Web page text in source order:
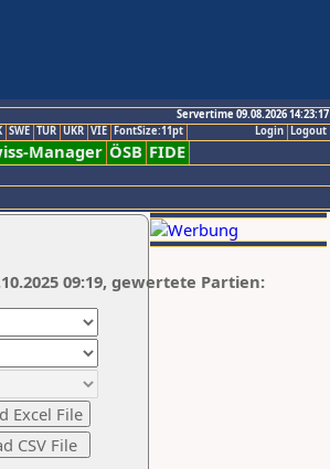
Servertime 09.08.2026 14:23:17
Logout
Login
SWE TUR UKR VIE FontSize:11pt
Manager ÖSB FIDE
09:19, gewertete Partien: